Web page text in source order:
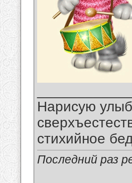
Нарисую
стихийное
Последний раз